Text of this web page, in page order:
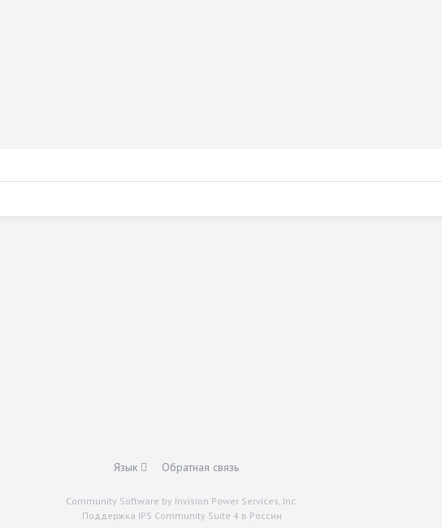
Язык Обратная связь
Community Software by Invision Power Services, Inc.
Поддержка IPS Community Suite 4 в России